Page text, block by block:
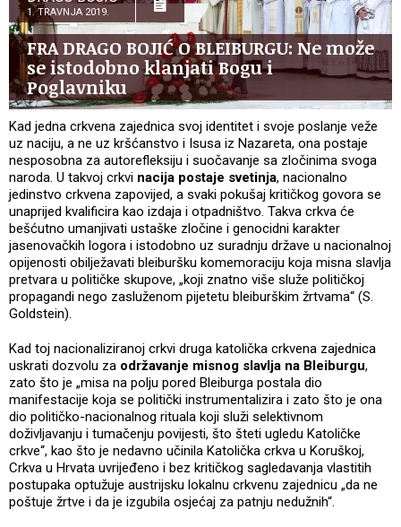
1. TRAVNJA 2019.
FRA DRAGO BOJIĆ O BLEIBURGU: Ne može
se istodobno klanjati Bogu i
Poglavniku
Kad jedna crkvena zajednica svoj identitet i svoje poslanje veže
uz naciju, a ne uz kršćanstvo i Isusa iz Nazareta, ona postaje
nesposobna za autorefleksiju i suočavanje sa zločinima svoga
naroda. U takvoj crkvi nacija postaje svetinja, nacionalno
jedinstvo crkvena zapovijed, a svaki pokušaj kritičkog govora se
unaprijed kvalificira kao izdaja i otpadništvo. Takva crkva će
bešćutno umanjivati ustaške zločine i genocidni karakter
jasenovačkih logora i istodobno uz suradnju države u nacionalnoj
opijenosti obilježavati bleiburšku komemoraciju koja misna slavlja
pretvara u političke skupove, „koji znatno više služe političkoj
propagandi nego zasluženom pijetetu bleiburškim žrtvama“ (S.
Goldstein).
Kad toj nacionaliziranoj crkvi druga katolička crkvena zajednica
uskrati dozvolu za održavanje misnog slavlja na Bleiburgu,
zato što je „misa na polju pored Bleiburga postala dio
manifestacije koja se politički instrumentalizira i zato što je ona
dio političko-nacionalnog rituala koji služi selektivnom
doživljavanju i tumačenju povijesti, što šteti ugledu Katoličke
crkve“, kao što je nedavno učinila Katolička crkva u Koruškoj,
Crkva u Hrvata uvrijeđeno i bez kritičkog sagledavanja vlastitih
postupaka optužuje austrijsku lokalnu crkvenu zajednicu „da ne
poštuje žrtve i da je izgubila osjećaj za patnju nedužnih“.